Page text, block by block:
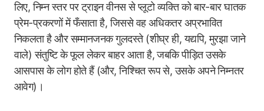
लिए, निम्न स्तर पर ट्राइन वीनस से प्लूटो व्यक्ति को बार-बार घातक
प्रेम-प्रकरणों में फँसाता है, जिससे वह अधिकतर अप्रभावित
निकलता है और सम्मानजनक गुलदस्ते (शीघ्र ही, यद्यपि, मुरझा जाने
वाले) संतुष्टि के फूल लेकर बाहर आता है, जबकि पीड़ित उसके
आसपास के लोग होते हैं (और, निश्चित रूप से, उसके अपने निम्नतर
आवेग)।